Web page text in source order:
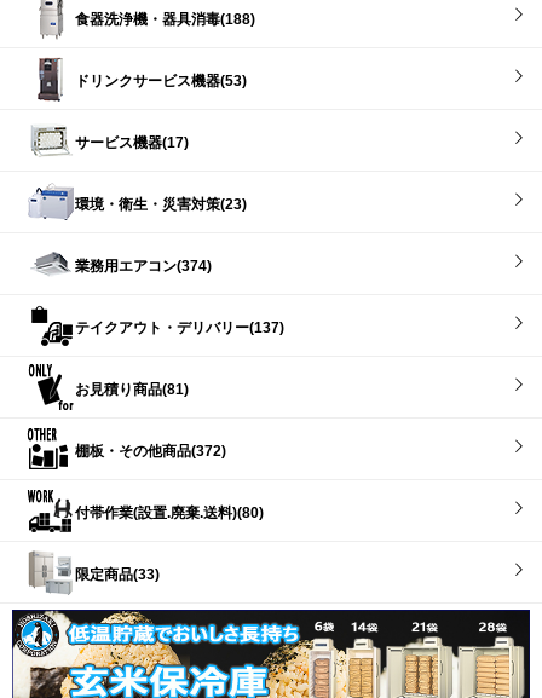
食器洗浄機・器具消毒(188)
ドリンクサービス機器(53)
サービス機器(17)
環境・衛生・災害対策(23)
業務用エアコン(374)
テイクアウト・デリバリー(137)
お見積り商品(81)
棚板・その他商品(372)
付帯作業(設置.廃棄.送料)(80)
限定商品(33)